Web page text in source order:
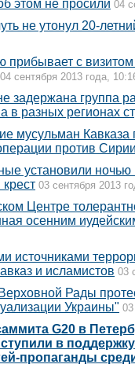
этом не просили 04
не утонул 20-
прибывает с визитом
04 сентября 2013 года,
задержана группа
в разных регионах
мусульман
против
установили
03 сентября 2013
Центре
осенним
источниками
и исламистов 03
Рады
Украины"
G20 в
в
пропаганды